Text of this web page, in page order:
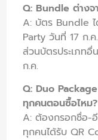
Q: Bundle ต่างจ
A: บัตร Bundle
Party วันที่ 17 ก.
ส่วนบัตรประเภทอื่
ก.ค.
Q: Duo
ทุกคนตอนซื้อไหม?
A: ต้องกรอกชื่อ-
ทุกคนได้รับ QR